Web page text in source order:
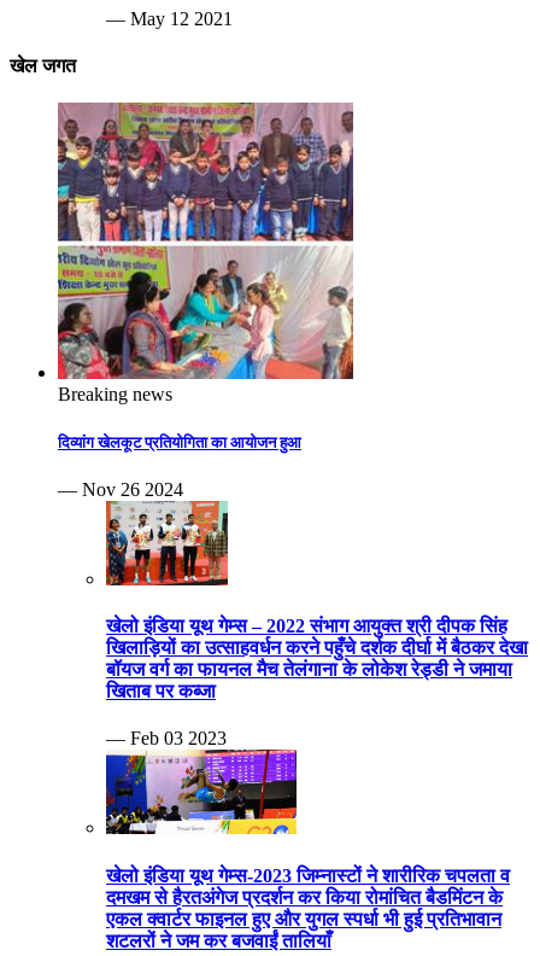
— May 12 2021
खेल जगत
Breaking news
दिव्यांग खेलकूट प्रतियोगिता का आयोजन हुआ
— Nov 26 2024
खेलो इंडिया यूथ गेम्स – 2022 संभाग आयुक्त श्री दीपक सिंह
खिलाड़ियों का उत्साहवर्धन करने पहुँचे दर्शक दीर्घा में बैठकर देखा
बॉयज वर्ग का फायनल मैच तेलंगाना के लोकेश रेड्डी ने जमाया
खिताब पर कब्जा
— Feb 03 2023
खेलो इंडिया यूथ गेम्स-2023 जिम्नास्टों ने शारीरिक चपलता व
दमखम से हैरतअंगेज प्रदर्शन कर किया रोमांचित बैडमिंटन के
एकल क्वार्टर फाइनल हुए और युगल स्पर्धा भी हुई प्रतिभावान
शटलरों ने जम कर बजवाईं तालियाँ